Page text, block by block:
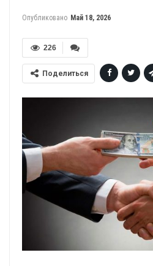
Опубликовано Май 18, 2026
226
Поделиться